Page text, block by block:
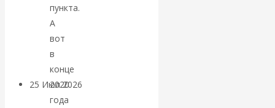
Америка
покинуть НАТО?
25 Июл 2026
интервью и беседы
пункта.
А
вот
в
конце
2020
года